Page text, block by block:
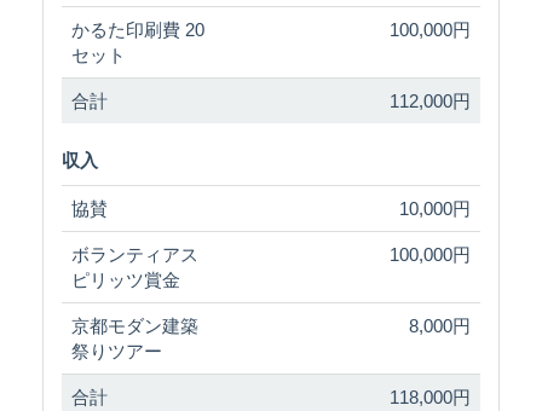
かるた印刷費 20
セット
100,000円
合計 112,000円
収入
協賛 10,000円
ボランティアス
ピリッツ賞金
100,000円
京都モダン建築
祭りツアー
8,000円
合計 118,000円